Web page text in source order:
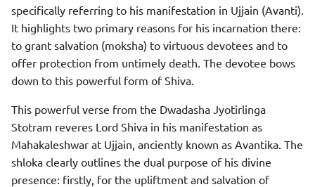
specifically referring to his manifestation in Ujjain (Avanti).
It highlights two primary reasons for his incarnation there:
to grant salvation (moksha) to virtuous devotees and to
offer protection from untimely death. The devotee bows
down to this powerful form of Shiva.
This powerful verse from the Dwadasha Jyotirlinga
Stotram reveres Lord Shiva in his manifestation as
Mahakaleshwar at Ujjain, anciently known as Avantika. The
shloka clearly outlines the dual purpose of his divine
presence: firstly, for the upliftment and salvation of